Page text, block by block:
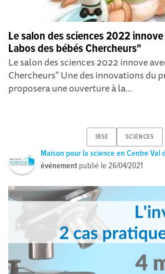
Le salon des sciences 2022
Labos des bébés Chercheurs"
Le salon des sciences 2022 innove
Chercheurs" Une des innovations du
proposera une ouverture à la...
IBSE SCIENCES
Maison pour la science en Centre Val
événement publié le26/04/2021